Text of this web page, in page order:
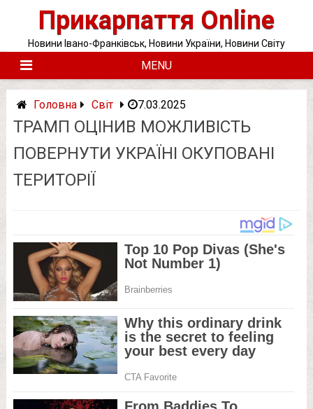
Прикарпаття Online
Новини Івано-Франківськ, Новини України, Новини Світу
MENU
Головна Світ 7.03.2025
ТРАМП ОЦІНИВ МОЖЛИВІСТЬ
ПОВЕРНУТИ УКРАЇНІ ОКУПОВАНІ
ТЕРИТОРІЇ